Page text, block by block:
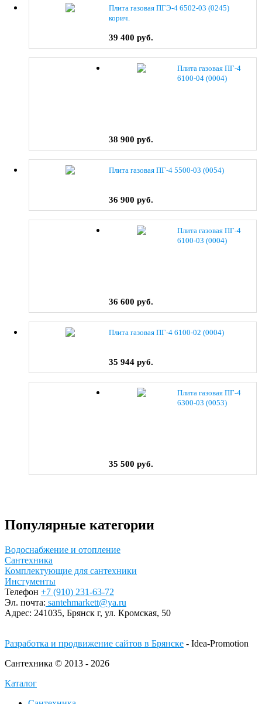
Плита газовая ПГЭ-4 6502-03 (0245)
корич.
39 400 руб.
Плита газовая ПГ-4
6100-04 (0004)
38 900 руб.
Плита газовая ПГ-4 5500-03 (0054)
36 900 руб.
Плита газовая ПГ-4
6100-03 (0004)
36 600 руб.
Плита газовая ПГ-4 6100-02 (0004)
35 944 руб.
Плита газовая ПГ-4
6300-03 (0053)
35 500 руб.
Популярные категории
Водоснабжение и отопление
Сантехника
Комплектующие для сантехники
Инстументы
Телефон +7 (910) 231-63-72
Эл. почта: santehmarkett@ya.ru
Адрес: 241035, Брянск г, ул. Кромская, 50
Разработка и продвижение сайтов в Брянске - Idea-Promotion
Сантехника © 2013 - 2026
Каталог